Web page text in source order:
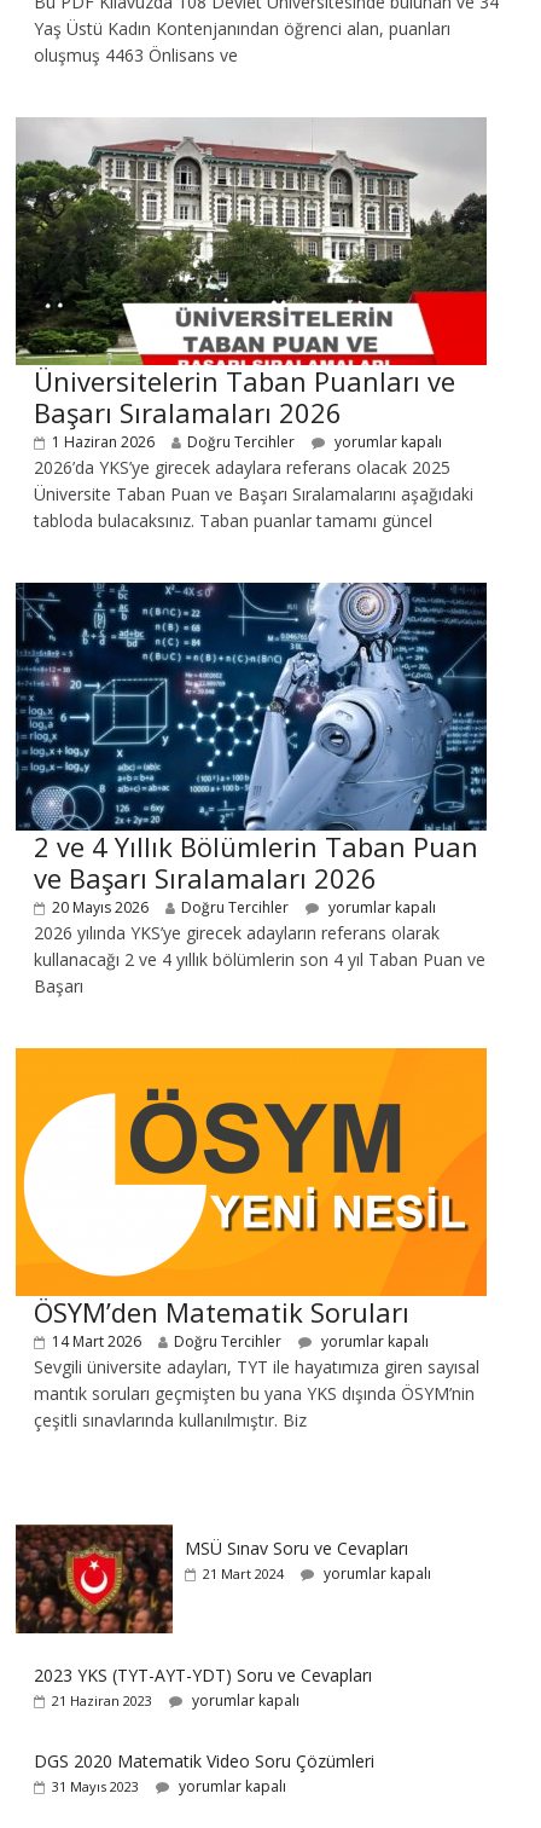
Yaş Üstü Kadın Kontenjanından öğrenci alan, puanları
oluşmuş 4463 Önlisans ve
Üniversitelerin Taban Puanları ve
Başarı Sıralamaları 2026
1 Haziran 2026 Doğru Tercihler yorumlar kapalı
2026’da YKS’ye girecek adaylara referans olacak 2025
Üniversite Taban Puan ve Başarı Sıralamalarını aşağıdaki
tabloda bulacaksınız. Taban puanlar tamamı güncel
2 ve 4 Yıllık Bölümlerin Taban Puan
ve Başarı Sıralamaları 2026
20 Mayıs 2026 Doğru Tercihler yorumlar kapalı
2026 yılında YKS’ye girecek adayların referans olarak
kullanacağı 2 ve 4 yıllık bölümlerin son 4 yıl Taban Puan ve
Başarı
ÖSYM’den Matematik Soruları
14 Mart 2026 Doğru Tercihler yorumlar kapalı
Sevgili üniversite adayları, TYT ile hayatımıza giren sayısal
mantık soruları geçmişten bu yana YKS dışında ÖSYM’nin
çeşitli sınavlarında kullanılmıştır. Biz
MSÜ Sınav Soru ve Cevapları
21 Mart 2024 yorumlar kapalı
2023 YKS (TYT-AYT-YDT) Soru ve Cevapları
21 Haziran 2023 yorumlar kapalı
DGS 2020 Matematik Video Soru Çözümleri
31 Mayıs 2023 yorumlar kapalı